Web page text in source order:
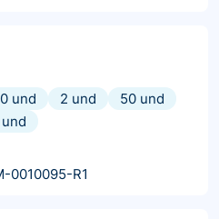
und 2 und
50 und
und
0010095-R1